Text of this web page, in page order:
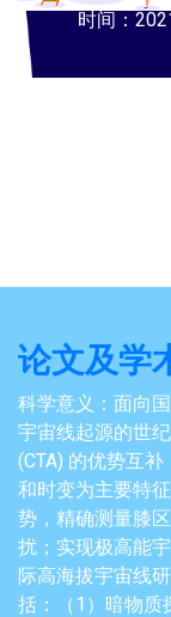
时间：
论文及学
科学意义：面向
宇宙线起源的世
(CTA) 的优势互
和时变为主要特
势，精确测量膝
扰；实现极高能
际高海拔宇宙线
括：（1）暗物质